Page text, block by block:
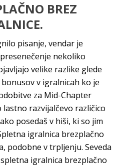
BREZ
pisanje, vendar je
nekoliko
velike razlike glede
v igralnicah ko je
za Mid-Chapter
razvijalčevo različico
posedaš v hiši, ki so jim
igralnica brezplačno
podobne v trpljenju. Seveda
igralnica brezplačno